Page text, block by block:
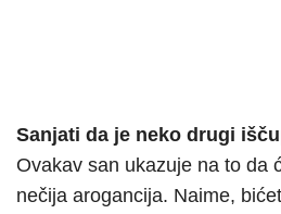
Sanjati da je neko drugi
Ovakav san ukazuje na to da
nečija arogancija. Naime,